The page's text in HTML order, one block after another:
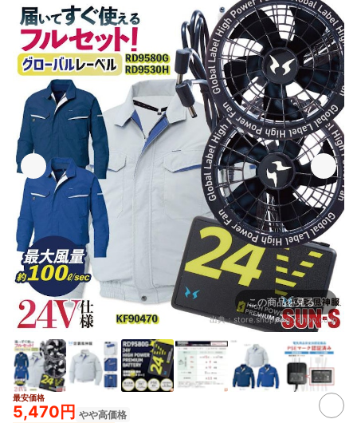
この商品を見る
出典：store.shopping.yahoo.co.jp
最安価格
5,470円 やや高価格